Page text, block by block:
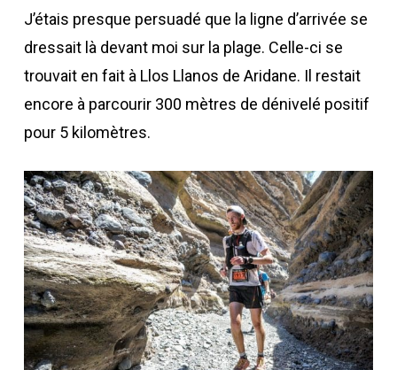
J’étais presque persuadé que la ligne d’arrivée se
dressait là devant moi sur la plage. Celle-ci se
trouvait en fait à Llos Llanos de Aridane. Il restait
encore à parcourir 300 mètres de dénivelé positif
pour 5 kilomètres.